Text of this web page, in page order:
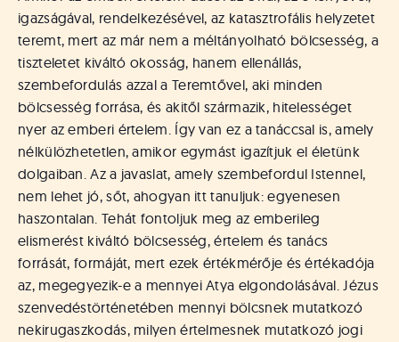
igazságával, rendelkezésével, az katasztrofális helyzetet
teremt, mert az már nem a méltányolható bölcsesség, a
tiszteletet kiváltó okosság, hanem ellenállás,
szembefordulás azzal a Teremtővel, aki minden
bölcsesség forrása, és akitől származik, hitelességet
nyer az emberi értelem. Így van ez a tanáccsal is, amely
nélkülözhetetlen, amikor egymást igazítjuk el életünk
dolgaiban. Az a javaslat, amely szembefordul Istennel,
nem lehet jó, sőt, ahogyan itt tanuljuk: egyenesen
haszontalan. Tehát fontoljuk meg az emberileg
elismerést kiváltó bölcsesség, értelem és tanács
forrását, formáját, mert ezek értékmérője és értékadója
az, megegyezik-e a mennyei Atya elgondolásával. Jézus
szenvedéstörténetében mennyi bölcsnek mutatkozó
nekirugaszkodás, milyen értelmesnek mutatkozó jogi